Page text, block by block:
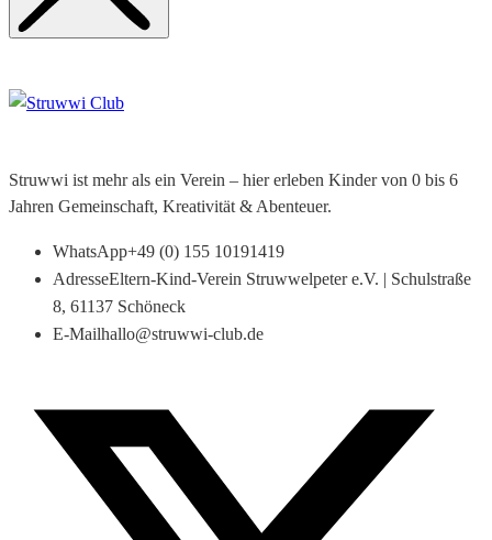
Struwwi ist mehr als ein Verein – hier erleben Kinder von 0 bis 6
Jahren Gemeinschaft, Kreativität & Abenteuer.
WhatsApp+49 (0) 155 10191419
AdresseEltern-Kind-Verein Struwwelpeter e.V. | Schulstraße
8, 61137 Schöneck
E-Mailhallo@struwwi-club.de